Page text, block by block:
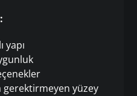
yapı
gerektirmeyen yüzey